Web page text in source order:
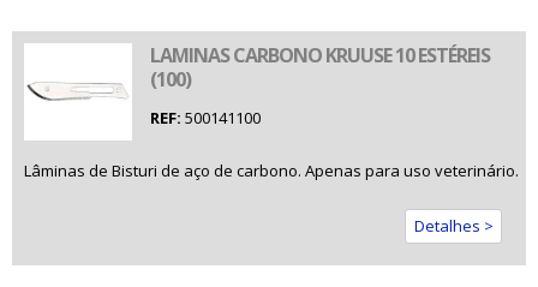
LAMINAS CARBONO KRUUSE 10 ESTÉREIS
(100)
REF: 500141100
Lâminas de Bisturi de aço de carbono. Apenas para uso veterinário.
Detalhes >